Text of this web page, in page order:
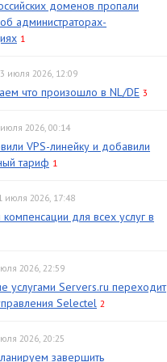
доменов пропали
администраторах-
1
июля 2026, 12:09
что произошло в NL/DE 3
июля 2026, 00:14
VPS-линейку и добавили
тариф 1
июля 2026, 17:48
компенсации для всех услуг в
2026, 22:59
услугами Servers.ru переходит
Selectel 2
2026, 20:25
завершить